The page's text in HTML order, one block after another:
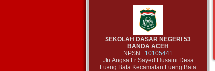
SEKOLAH DASAR NEGERI 53
BANDA ACEH
NPSN : 10105441
Jln.Angsa Lr Sayed Husaini Desa
Lueng Bata Kecamatan Lueng Bata